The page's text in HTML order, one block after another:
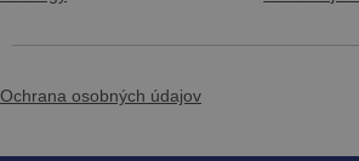
Ochrana osobných údajov